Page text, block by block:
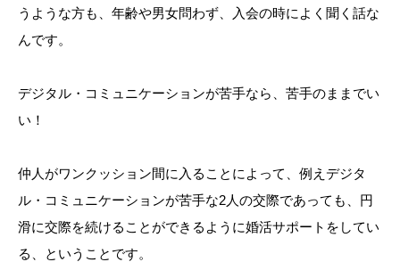
うような方も、年齢や男女問わず、入会の時によく聞く話な
んです。
デジタル・コミュニケーションが苦手なら、苦手のままでい
い！
仲人がワンクッション間に入ることによって、例えデジタ
ル・コミュニケーションが苦手な2人の交際であっても、円
滑に交際を続けることができるように婚活サポートをしてい
る、ということです。